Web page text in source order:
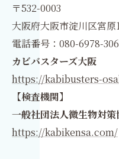
〒532-0003
大阪府大阪市淀川区宮原
電話番号：080-6978-
カビバスターズ大阪
https://kabibusters-
【検査機関】
一般社団法人微生物対策
https://kabikensa.com/